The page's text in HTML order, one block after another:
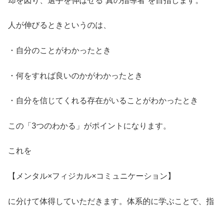
人が伸びるときというのは、
・自分のことがわかったとき
・何をすれば良いのかがわかったとき
・自分を信じてくれる存在がいることがわかったとき
この「3つのわかる」がポイントになります。
これを
【メンタル×フィジカル×コミュニケーション】
に分けて体得していただきます。 体系的に学ぶことで、指